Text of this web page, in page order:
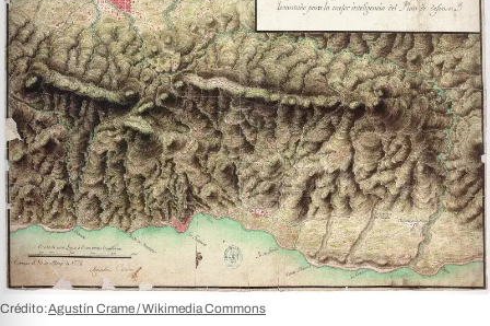
Crédito:Agustín Crame / Wikimedia Commons